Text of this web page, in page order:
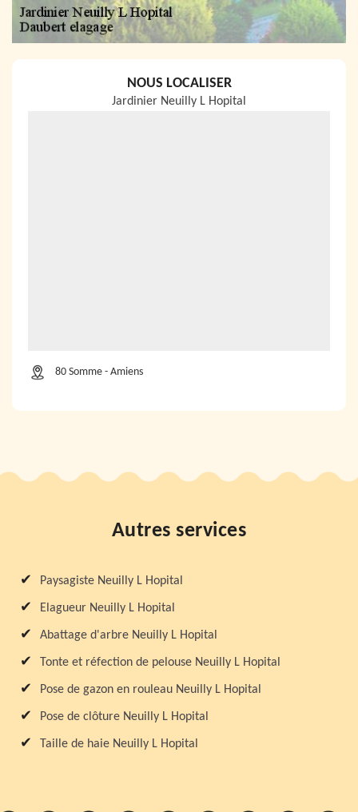
NOUS LOCALISER
Jardinier Neuilly L Hopital
80 Somme - Amiens
Autres services
Paysagiste Neuilly L Hopital
Elagueur Neuilly L Hopital
Abattage d'arbre Neuilly L Hopital
Tonte et réfection de pelouse Neuilly L Hopital
Pose de gazon en rouleau Neuilly L Hopital
Pose de clôture Neuilly L Hopital
Taille de haie Neuilly L Hopital